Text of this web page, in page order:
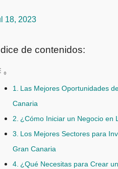
18, 2023
de contenidos:
Las Mejores Oportunidades
Canaria
¿Cómo Iniciar un Negocio en
Los Mejores Sectores para
Gran Canaria
¿Qué Necesitas para Crear